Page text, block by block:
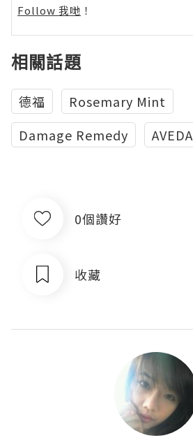
Follow 我哋 ！
相關話題
德福
Rosemary Mint
Damage Remedy
AVEDA
0個讚好
收藏